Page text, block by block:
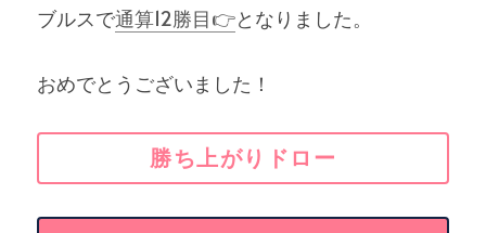
ブルスで通算12勝目👉となりました。
おめでとうございました！
勝ち上がりドロー